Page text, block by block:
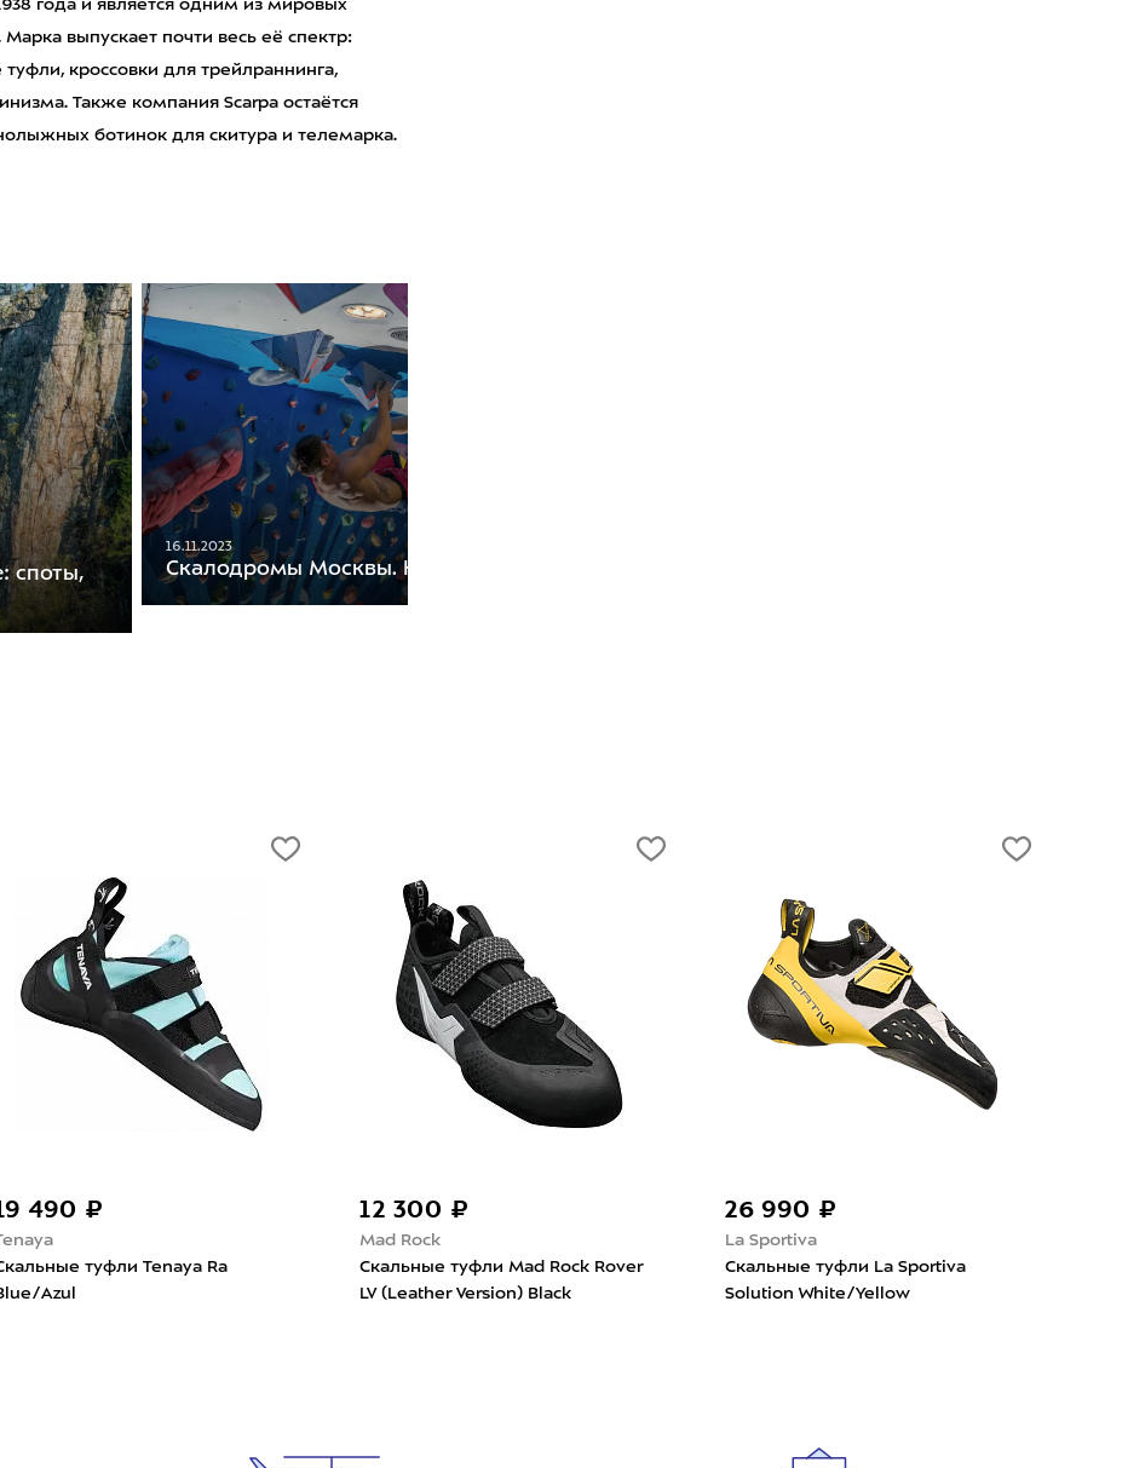
года и является одним из мировых
выпускает почти весь её спектр:
кроссовки для трейлраннинга,
Также компания Scarpa остаётся
ботинок для скитура и телемарка.
споты,
16.11.2023
Скалодромы Москвы. Наш гид
490 ₽
туфли Tenaya Ra
Azul
12 300 ₽
Mad Rock
Скальные туфли Mad Rock Rover
LV (Leather Version) Black
26 990 ₽
La Sportiva
Скальные туфли La Sportiva
Solution White/Yellow